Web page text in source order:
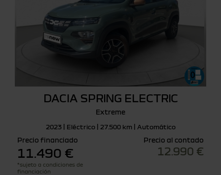
DACIA SPRING ELECTRIC
Extreme
2023 | Eléctrico | 27.500 km | Automático
Precio financiado
11.490 €
*sujeto a condiciones de
financiación
Precio al contado
12.990 €